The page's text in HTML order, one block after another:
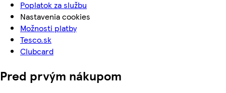
Poplatok za službu
Nastavenia cookies
Možnosti platby
Tesco.sk
Clubcard
Pred prvým nákupom